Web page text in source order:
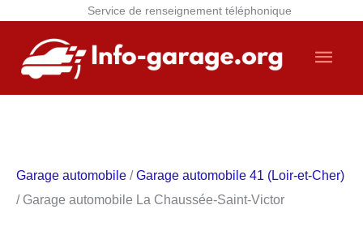
Service de renseignement téléphonique
contenu
Garage automobile /Garage automobile 41 (Loir-et-Cher)
/ Garage automobile La Chaussée-Saint-Victor